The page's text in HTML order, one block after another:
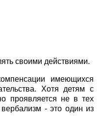
своими действиями.
имеющихся
Хотя детям с
проявляется не в тех
- это один из